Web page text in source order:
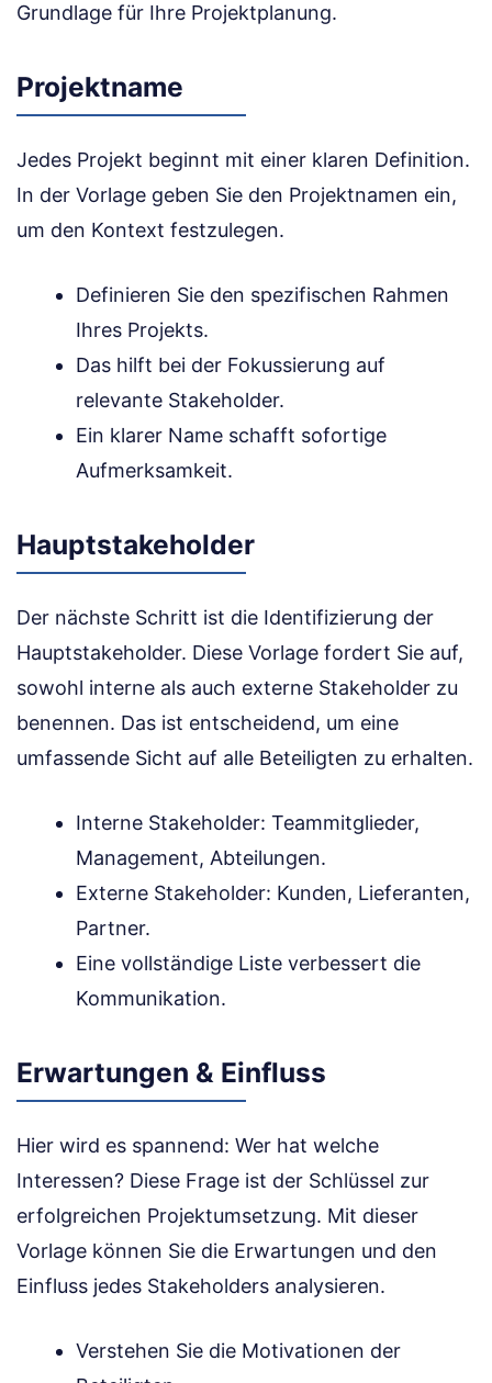
Grundlage für Ihre Projektplanung.
Projektname
Jedes Projekt beginnt mit einer klaren Definition.
In der Vorlage geben Sie den Projektnamen ein,
um den Kontext festzulegen.
Definieren Sie den spezifischen Rahmen
Ihres Projekts.
Das hilft bei der Fokussierung auf
relevante Stakeholder.
Ein klarer Name schafft sofortige
Aufmerksamkeit.
Hauptstakeholder
Der nächste Schritt ist die Identifizierung der
Hauptstakeholder. Diese Vorlage fordert Sie auf,
sowohl interne als auch externe Stakeholder zu
benennen. Das ist entscheidend, um eine
umfassende Sicht auf alle Beteiligten zu erhalten.
Interne Stakeholder: Teammitglieder,
Management, Abteilungen.
Externe Stakeholder: Kunden, Lieferanten,
Partner.
Eine vollständige Liste verbessert die
Kommunikation.
Erwartungen & Einfluss
Hier wird es spannend: Wer hat welche
Interessen? Diese Frage ist der Schlüssel zur
erfolgreichen Projektumsetzung. Mit dieser
Vorlage können Sie die Erwartungen und den
Einfluss jedes Stakeholders analysieren.
Verstehen Sie die Motivationen der